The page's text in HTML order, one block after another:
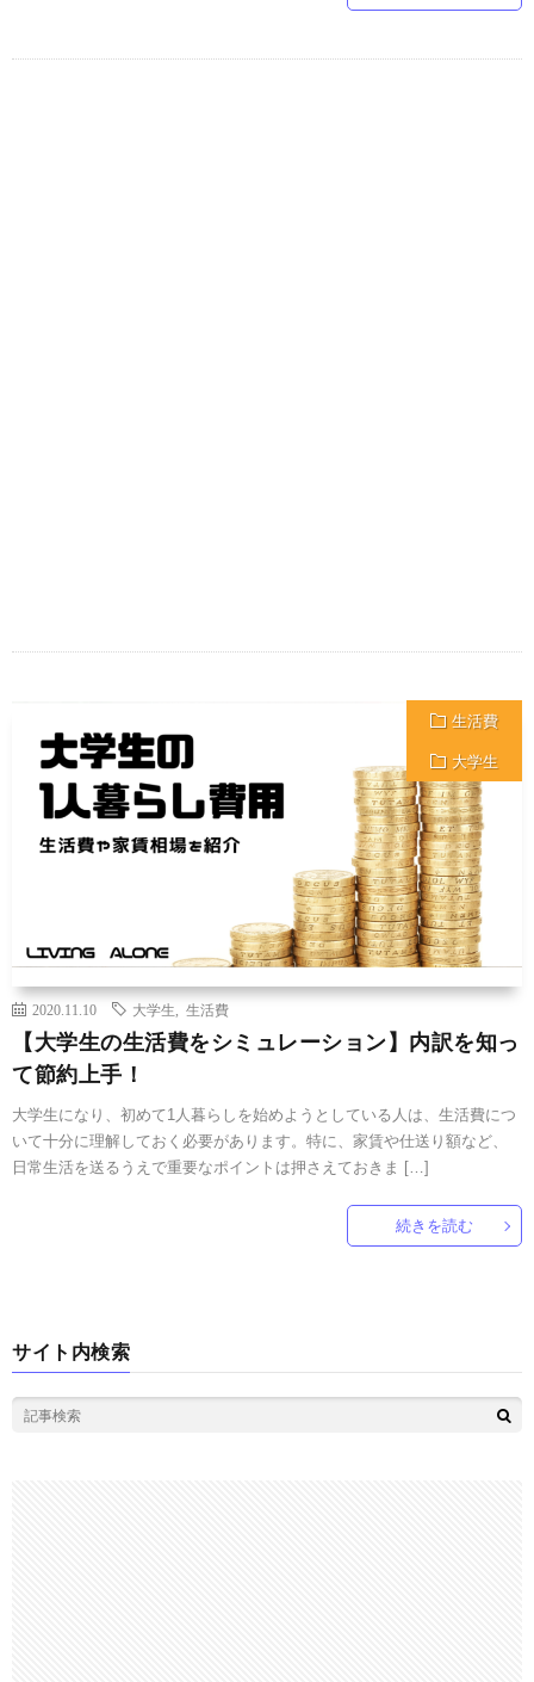
生活費
大学生
2020.11.10 大学生 生活費
【大学生の生活費をシミュレーション】内訳を知っ
て節約上手！
大学生になり、初めて1人暮らしを始めようとしている人は、生活費につ
いて十分に理解しておく必要があります。特に、家賃や仕送り額など、
日常生活を送るうえで重要なポイントは押さえておきま […]
続きを読む
サイト内検索